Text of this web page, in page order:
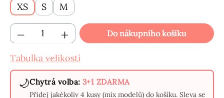
XS
S M
Množství produktu: Zadejte požadované
Do nákupního košíku
Tabulka velikostí
🌙Chytrá volba: 3+1 ZDARMA
Přidej jakékoliv 4 kusy (mix modelů) do košíku. Sleva se